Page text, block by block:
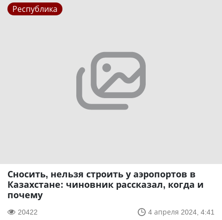
Республика
Сносить, нельзя строить у аэропортов в
Казахстане: чиновник рассказал, когда и
почему
20422 4 апреля 2024, 4:41